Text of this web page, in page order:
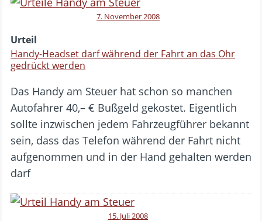
7. November 2008
Urteil
Handy-Headset darf während der Fahrt an das Ohr
gedrückt werden
Das Handy am Steuer hat schon so manchen
Autofahrer 40,– € Bußgeld gekostet. Eigentlich
sollte inzwischen jedem Fahrzeugführer bekannt
sein, dass das Telefon während der Fahrt nicht
aufgenommen und in der Hand gehalten werden
darf
15. Juli 2008